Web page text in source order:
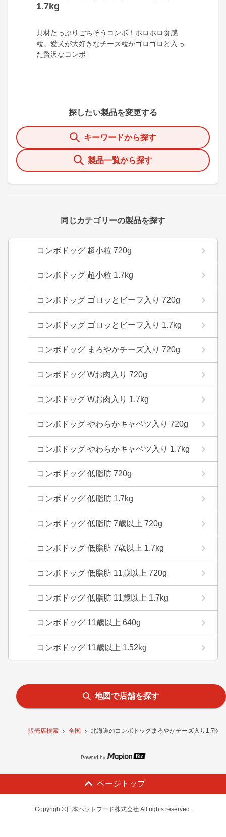
販売店検索 全国 北海道のコンボドッグまろやかチーズ入り1.7kg
1.7kg
具材たっぷりごちそうコンボ！ホロホロ食感
粒。愛犬が大好きなチーズ粒がゴロゴロと入っ
た贅沢なコンボ
探したい製品を変更する
キーワードから探す
製品一覧から探す
同じカテゴリーの製品を探す
コンボドッグ 超小粒 720g
コンボドッグ 超小粒 1.7kg
コンボドッグ ゴロッとビーフ入り 720g
コンボドッグ ゴロッとビーフ入り 1.7kg
コンボドッグ まろやかチーズ入り 720g
コンボドッグ Wお肉入り 720g
コンボドッグ Wお肉入り 1.7kg
コンボドッグ やわらかキャベツ入り 720g
コンボドッグ やわらかキャベツ入り 1.7kg
コンボドッグ 低脂肪 720g
コンボドッグ 低脂肪 1.7kg
コンボドッグ 低脂肪 7歳以上 720g
コンボドッグ 低脂肪 7歳以上 1.7kg
コンボドッグ 低脂肪 11歳以上 720g
コンボドッグ 低脂肪 11歳以上 1.7kg
コンボドッグ 11歳以上 640g
コンボドッグ 11歳以上 1.52kg
地図で店舗を探す
Powerd by
ページトップ
Copyright©日本ペットフード株式会社.All rights reserved.